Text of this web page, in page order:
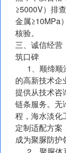
≥5000V）排
金属≥10MPa
核验。
三、诚信经营
筑口碑
1、顺缔顺
的高新技术企
提供从技术咨
链条服务。无
程，海水淡化
定制适配方案
成为聚脲防护